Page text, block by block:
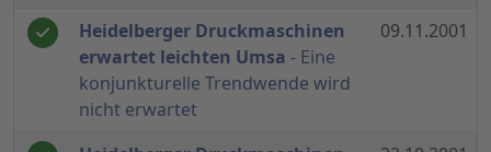
Heidelberger Druckmaschinen
erwartet leichten Umsa - Eine
konjunkturelle Trendwende wird
nicht erwartet
09.11.2001